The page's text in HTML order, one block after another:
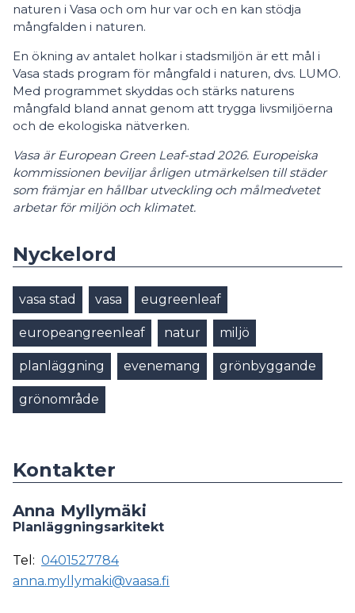
naturen i Vasa och om hur var och en kan stödja
mångfalden i naturen.
En ökning av antalet holkar i stadsmiljön är ett mål i
Vasa stads program för mångfald i naturen, dvs. LUMO.
Med programmet skyddas och stärks naturens
mångfald bland annat genom att trygga livsmiljöerna
och de ekologiska nätverken.
Vasa är European Green Leaf-stad 2026. Europeiska
kommissionen beviljar årligen utmärkelsen till städer
som främjar en hållbar utveckling och målmedvetet
arbetar för miljön och klimatet.
Nyckelord
vasa stad vasa eugreenleaf
europeangreenleaf natur miljö
planläggning evenemang grönbyggande
grönområde
Kontakter
Anna Myllymäki
Planläggningsarkitekt
Tel: 0401527784
anna.myllymaki@vaasa.fi